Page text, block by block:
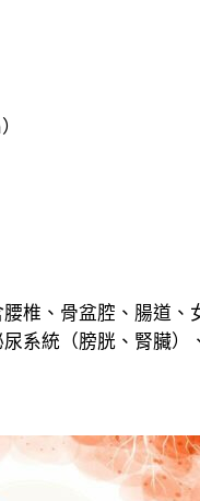
椎、骨盆腔、腸道
系統（膀胱、腎臟